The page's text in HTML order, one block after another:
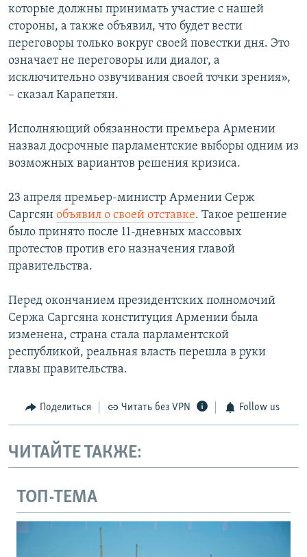
которые должны принимать участие с нашей
стороны, а также объявил, что будет вести
переговоры только вокруг своей повестки дня. Это
означает не переговоры или диалог, а
исключительно озвучивания своей точки зрения»,
– сказал Карапетян.
Исполняющий обязанности премьера Армении
назвал досрочные парламентские выборы одним из
возможных вариантов решения кризиса.
23 апреля премьер-министр Армении Серж
Саргсян объявил о своей отставке. Такое решение
было принято после 11-дневных массовых
протестов против его назначения главой
правительства.
Перед окончанием президентских полномочий
Сержа Саргсяна конституция Армении была
изменена, страна стала парламентской
республикой, реальная власть перешла в руки
главы правительства.
Поделиться Читать без VPN Follow us
ЧИТАЙТЕ ТАКЖЕ:
ТОП-ТЕМА